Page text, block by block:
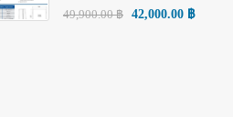
GULLIVER/N/M: พลัง อิตาลี เพื่อ
49,900.00฿ 42,000.00 ฿